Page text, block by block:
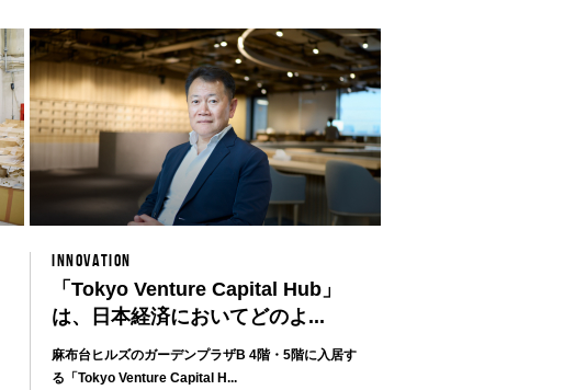
INNOVATION
「Tokyo Venture Capital Hub」
は、日本経済においてどのよ...
麻布台ヒルズのガーデンプラザB 4階・5階に入居す
る「Tokyo Venture Capital H...